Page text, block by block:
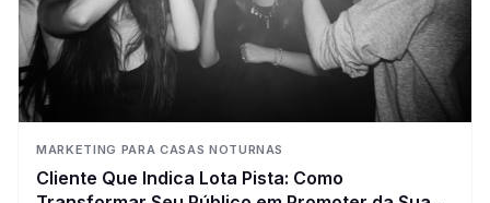
MARKETING PARA CASAS NOTURNAS
Cliente Que Indica Lota Pista: Como